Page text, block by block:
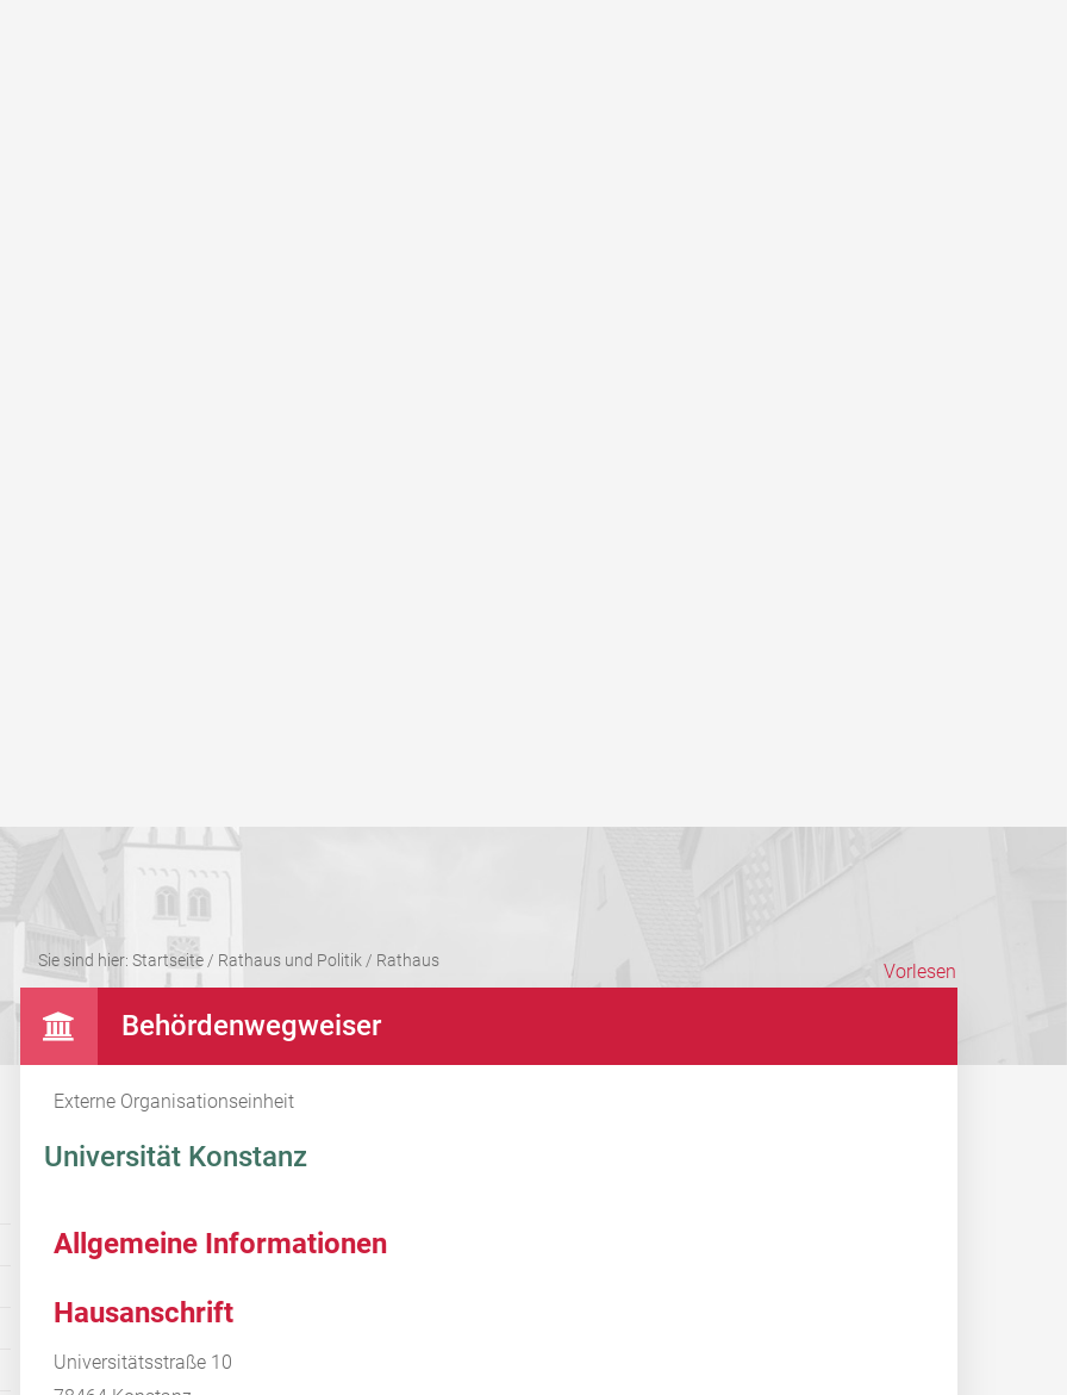
Sie sind hier: Startseite/ Rathaus und Politik / Rathaus Vorlesen
Behördenwegweiser
Externe Organisationseinheit
Universität Konstanz
Allgemeine Informationen
Hausanschrift
Universitätsstraße 10